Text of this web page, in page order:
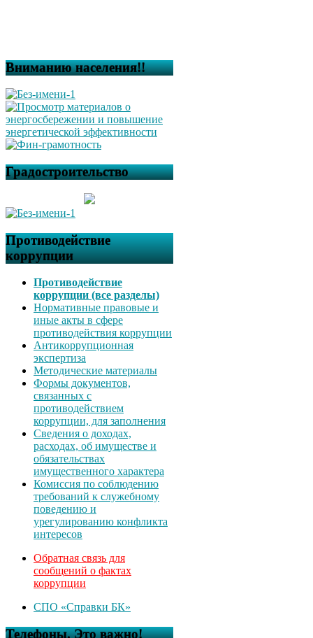
Вниманию населения!!
Градостроительство
Противодействие
коррупции
Противодействие
коррупции (все разделы)
Нормативные правовые и
иные акты в сфере
противодействия коррупции
Антикоррупционная
экспертиза
Методические материалы
Формы документов,
связанных с
противодействием
коррупции, для заполнения
Сведения о доходах,
расходах, об имуществе и
обязательствах
имущественного характера
Комиссия по соблюдению
требований к служебному
поведению и
урегулированию конфликта
интересов
Обратная связь для
сообщений о фактах
коррупции
СПО «Справки БК»
Телефоны. Это важно!